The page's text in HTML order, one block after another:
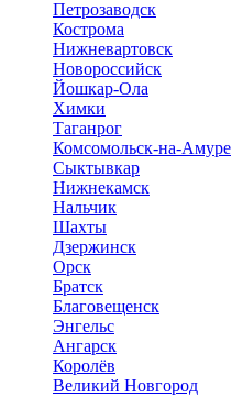
Петрозаводск
Кострома
Нижневартовск
Новороссийск
Йошкар-Ола
Химки
Таганрог
Комсомольск-на-Амуре
Сыктывкар
Нижнекамск
Нальчик
Шахты
Дзержинск
Орск
Братск
Благовещенск
Энгельс
Ангарск
Королёв
Великий Новгород